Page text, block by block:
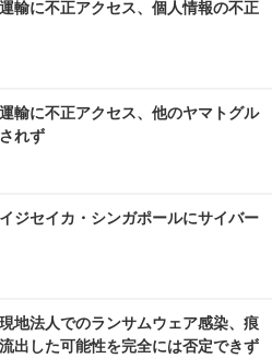
輸に不正アクセス、個人情報の不正
輸に不正アクセス、他のヤマトグル
れず
ジセイカ・シンガポールにサイバー
地法人でのランサムウェア感染、痕
出した可能性を完全には否定できず